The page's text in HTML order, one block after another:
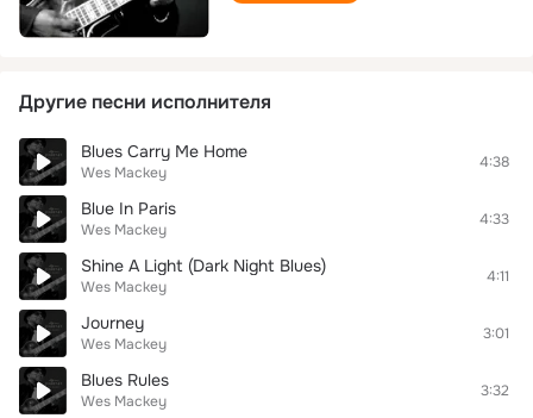
Другие песни исполнителя
Blues Carry Me Home
Wes Mackey
4:38
Blue In Paris
Wes Mackey
4:33
Shine A Light (Dark Night Blues)
Wes Mackey
4:11
Journey
Wes Mackey
3:01
Blues Rules
Wes Mackey
3:32